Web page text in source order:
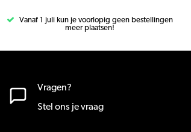
Vanaf 1 juli kun je voorlopig geen bestellingen
meer plaatsen!
Vragen?
Stel ons je vraag